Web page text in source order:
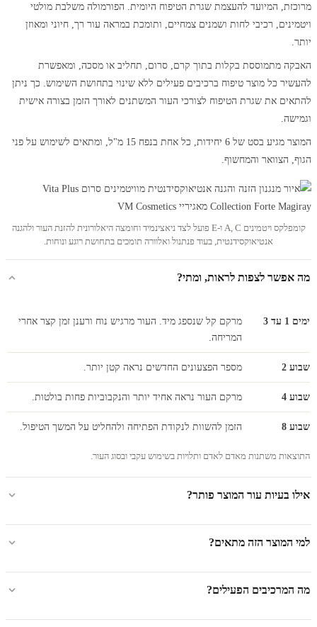
מרוכזת, המיועד להעצמת שגרת הטיפוח היומית. הפורמולה משלבת מולטי
ויטמינים, רכיבי לחות ושמנים צמחיים, ותומכת במראה עור רך, חיוני ומאוזן
יותר.
האבקה מתמוססת בקלות בתוך קרם, סרום, תחליב או מסכה, ומאפשרת
להעשיר כל מוצר טיפוח ברכיבים פעילים ללא שינוי בתחושת השימוש. כך ניתן
להתאים את שגרת הטיפוח לצורכי העור המשתנים לאורך הזמן בצורה אישית
וגמישה.
המוצר מגיע בסט של 6 יחידות, כל אחת בנפח 15 מ"ל, ומתאים לשימוש על פני
הגוף, הצוואר והמחשוף.
קומפלקס ויטמינים A, C ו-E פועל לצד ניאצינמיד וחומצה היאלורונית להזנת העור ולהגנה
אנטיאוקסידנטית, בעוד פנתנול ואלוורה תומכים בתחושת רוגע ונוחות.
מה אפשר לצפות לראות, ומתי?
ימים 1 עד 3
מרקם קל שנספג מיד. העור מרגיש נוח ורענן זמן קצר אחרי
המריחה.
שבוע 2 מספר הפצעונים החדשים נראה קטן יותר.
שבוע 4 מרקם העור נראה אחיד יותר והנקבוביות פחות בולטות.
שבוע 8 הזמן להשוות לנקודת הפתיחה ולהחליט על המשך הטיפול.
התוצאות משתנות מאדם לאדם ותלויות בשימוש עקבי ובסוג העור.
אילו בעיות עור המוצר פותר?
למי המוצר הזה מתאים?
מה המרכיבים הפעילים?